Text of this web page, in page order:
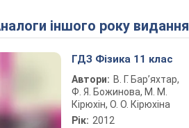
Аналоги іншого року видання
ГДЗ Фізика 11 клас
Автори: В. Г. Бар’яхтар,
Ф. Я. Божинова, М. М.
Кірюхін, О. О. Кірюхіна
Рік: 2012